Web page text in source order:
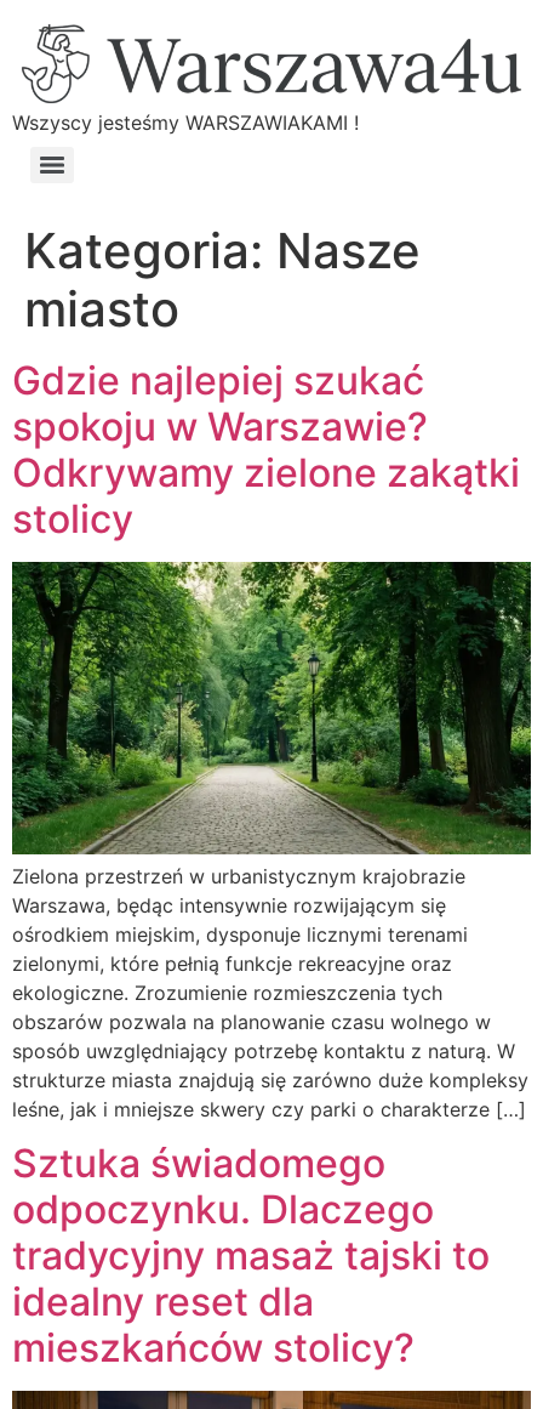
Wszyscy jesteśmy WARSZAWIAKAMI !
Kategoria: Nasze
miasto
Gdzie najlepiej szukać
spokoju w Warszawie?
Odkrywamy zielone zakątki
stolicy
Zielona przestrzeń w urbanistycznym krajobrazie
Warszawa, będąc intensywnie rozwijającym się
ośrodkiem miejskim, dysponuje licznymi terenami
zielonymi, które pełnią funkcje rekreacyjne oraz
ekologiczne. Zrozumienie rozmieszczenia tych
obszarów pozwala na planowanie czasu wolnego w
sposób uwzględniający potrzebę kontaktu z naturą. W
strukturze miasta znajdują się zarówno duże kompleksy
leśne, jak i mniejsze skwery czy parki o charakterze […]
Sztuka świadomego
odpoczynku. Dlaczego
tradycyjny masaż tajski to
idealny reset dla
mieszkańców stolicy?